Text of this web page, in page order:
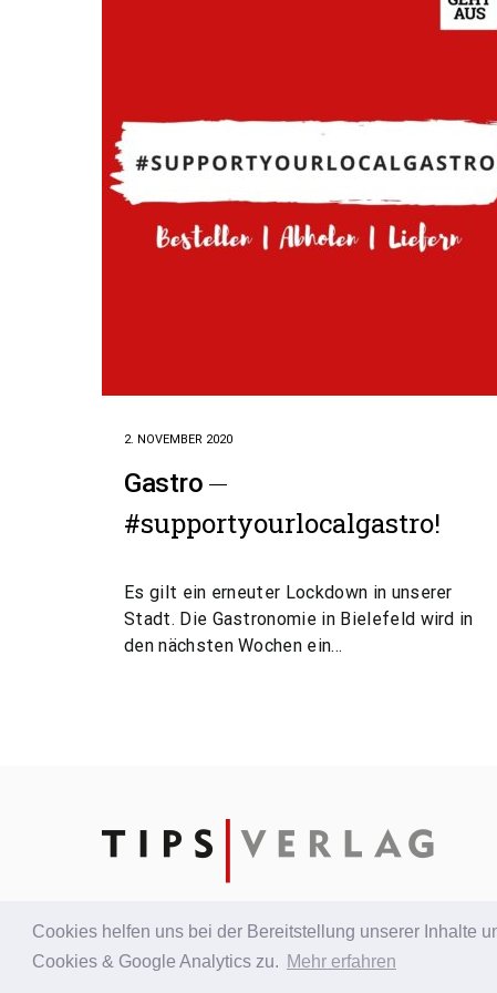
Cookies helfen uns bei der Bereitstellung unserer Inhalte
Cookies & Google Analytics zu. Mehr erfahren
2. NOVEMBER 2020
Gastro
#supportyourlocalgastro!
Es gilt ein erneuter Lockdown in unserer
Stadt. Die Gastronomie in Bielefeld wird in
den nächsten Wochen ein…
© 2020 TIPS-VERLAG IMPRESSUM DATENSCHUTZ